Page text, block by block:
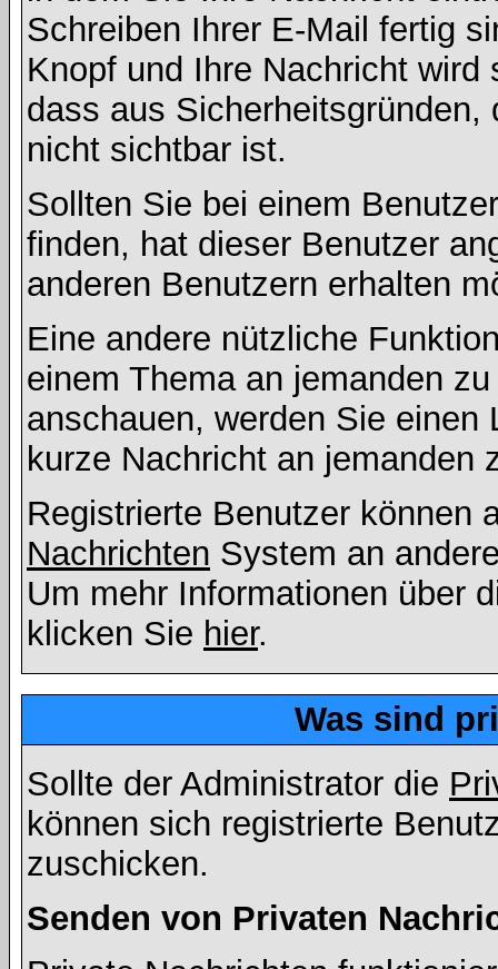
Schreiben Ihrer E-Mail fertig
Knopf und Ihre Nachricht
dass aus
nicht sichtbar ist.
Sollten Sie bei einem
finden, hat dieser Benutzer
anderen Benutzern erhalten
Eine andere nützliche
einem Thema an jemanden
anschauen, werden Sie
kurze Nachricht an jemanden
Registrierte Benutzer können
Nachrichten System an
Um mehr Informationen über
klicken Sie hier.
Was sind
Sollte der Administrator die
können sich registrierte
zuschicken.
Senden von Privaten